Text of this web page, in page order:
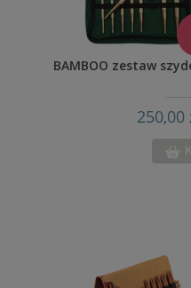
BAMBOO zestaw
250,00